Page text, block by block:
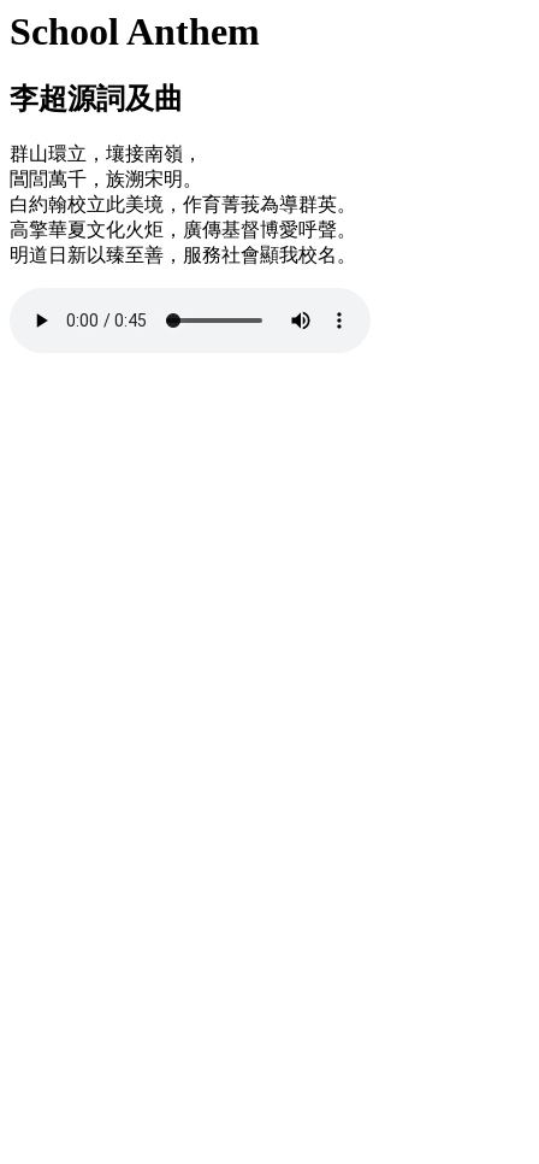
School Anthem
李超源詞及曲
群山環立，壤接南嶺，
閶閭萬千，族溯宋明。
白約翰校立此美境，作育菁莪為導群英。
高擎華夏文化火炬，廣傳基督博愛呼聲。
明道日新以臻至善，服務社會顯我校名。